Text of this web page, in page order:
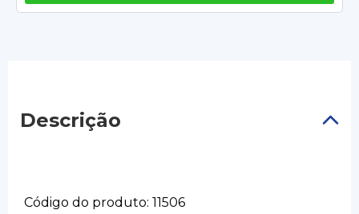
Descrição
Código do produto: 11506